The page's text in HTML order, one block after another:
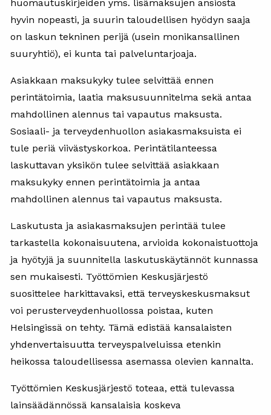
huomautuskirjeiden yms. lisämaksujen ansiosta
hyvin nopeasti, ja suurin taloudellisen hyödyn saaja
on laskun tekninen perijä (usein monikansallinen
suuryhtiö), ei kunta tai palveluntarjoaja.
Asiakkaan maksukyky tulee selvittää ennen
perintätoimia, laatia maksusuunnitelma sekä antaa
mahdollinen alennus tai vapautus maksusta.
Sosiaali- ja terveydenhuollon asiakasmaksuista ei
tule periä viivästyskorkoa. Perintätilanteessa
laskuttavan yksikön tulee selvittää asiakkaan
maksukyky ennen perintätoimia ja antaa
mahdollinen alennus tai vapautus maksusta.
Laskutusta ja asiakasmaksujen perintää tulee
tarkastella kokonaisuutena, arvioida kokonaistuottoja
ja hyötyjä ja suunnitella laskutuskäytännöt kunnassa
sen mukaisesti. Työttömien Keskusjärjestö
suosittelee harkittavaksi, että terveyskeskusmaksut
voi perusterveydenhuollossa poistaa, kuten
Helsingissä on tehty. Tämä edistää kansalaisten
yhdenvertaisuutta terveyspalveluissa etenkin
heikossa taloudellisessa asemassa olevien kannalta.
Työttömien Keskusjärjestö toteaa, että tulevassa
lainsäädännössä kansalaisia koskeva